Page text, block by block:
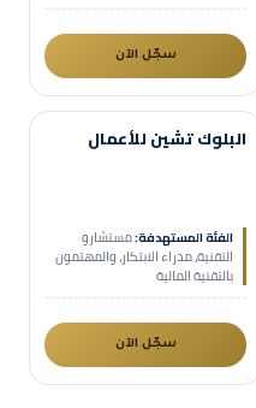
سجّل الآن
مهني
حضوري عن بُعد
البلوك تشين للأعمال
الفئة المستهدفة:مستشارو
التقنية، مدراء الابتكار، والمهتمون
بالتقنية المالية
سجّل الآن